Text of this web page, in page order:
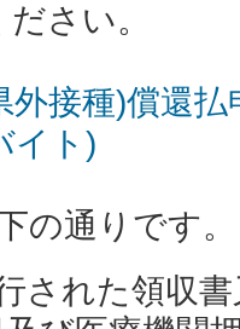
さい。
外接種)償還
イト)
の通りです。
された領収書